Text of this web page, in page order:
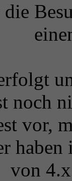
noch
vor,
von